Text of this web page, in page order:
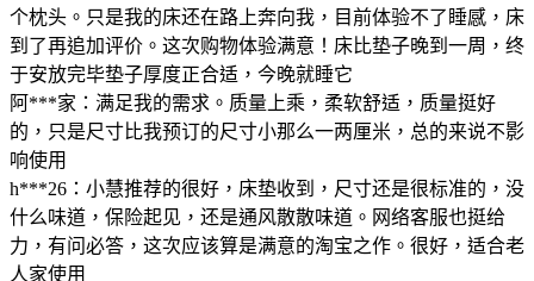
个枕头。只是我的床还在路上奔向我，目前体验不了睡感，床
到了再追加评价。这次购物体验满意！床比垫子晚到一周，终
于安放完毕垫子厚度正合适，今晚就睡它
阿***家：满足我的需求。质量上乘，柔软舒适，质量挺好
的，只是尺寸比我预订的尺寸小那么一两厘米，总的来说不影
响使用
h***26：小慧推荐的很好，床垫收到，尺寸还是很标准的，没
什么味道，保险起见，还是通风散散味道。网络客服也挺给
力，有问必答，这次应该算是满意的淘宝之作。很好，适合老
人家使用